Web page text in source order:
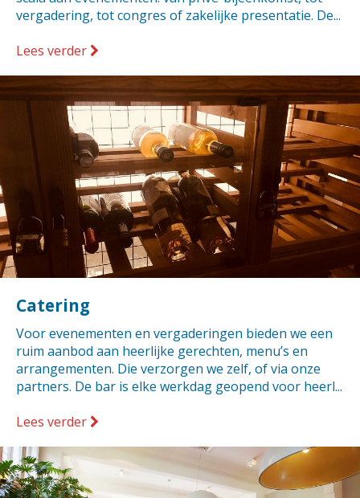
vergadering, tot congres of zakelijke presentatie. De...
Lees verder
Catering
Voor evenementen en vergaderingen bieden we een
ruim aanbod aan heerlijke gerechten, menu’s en
arrangementen. Die verzorgen we zelf, of via onze
partners. De bar is elke werkdag geopend voor heerl...
Lees verder